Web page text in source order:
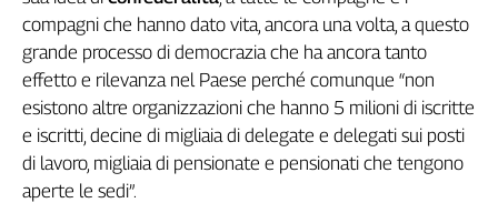
compagni che hanno dato vita, ancora una volta, a questo
grande processo di democrazia che ha ancora tanto
effetto e rilevanza nel Paese perché comunque “non
esistono altre organizzazioni che hanno 5 milioni di iscritte
e iscritti, decine di migliaia di delegate e delegati sui posti
di lavoro, migliaia di pensionate e pensionati che tengono
aperte le sedi”.